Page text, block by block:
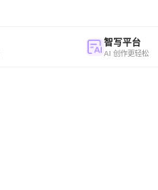
智写平台
AI 创作更轻松